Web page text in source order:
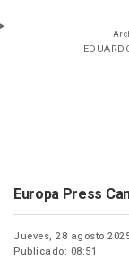
-
Europa Press
Jueves, 28 agosto
Publicado: 08:51